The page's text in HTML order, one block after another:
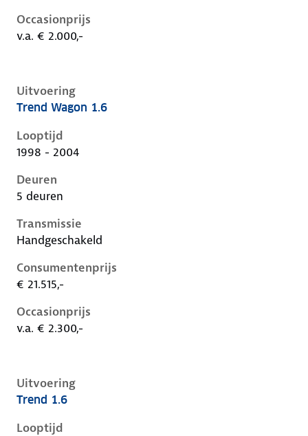
Occasionprijs
v.a. € 2.000,-
Uitvoering
Ford Focus i, wagon 1.6, 74 kW, Benzine, 5 deuren
Trend Wagon 1.6
Looptijd
1998 - 2004
Deuren
5 deuren
Transmissie
Handgeschakeld
Consumentenprijs
€ 21.515,-
Occasionprijs
v.a. € 2.300,-
Uitvoering
Ford Focus i, 1.6, 74 kW, Benzine, 3 deuren
Trend 1.6
Looptijd